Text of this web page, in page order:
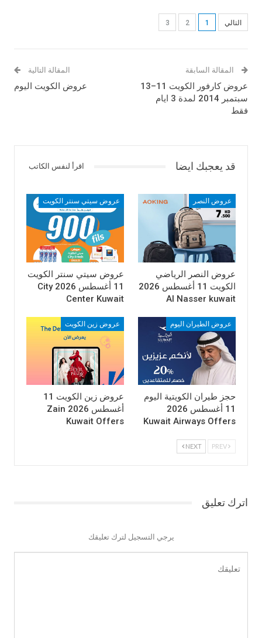
HD , باناسونيك تلفزيون ال اي دي عالي
Westinghouse , باناسونيك مكيف
سبليت 2 طن , باناسونيك غسالة
حوضين مع مضخة .
التالي 1
2
3
المقالة السابقة
عروض كارفور الكويت 11–13
سبتمبر 2014 لمدة 3 ايام
فقط
المقالة التالية
عروض الكويت اليوم
قد يعجبك ايضا اقرأ لنفس الكاتب
عروض النصر
عروض النصر الرياضي
الكويت 11 أغسطس 2026
Al Nasser kuwait
عروض سيتي سنتر الكويت
عروض سيتي سنتر الكويت
11 أغسطس 2026 City
Center Kuwait
عروض الطيران اليوم
حجز طيران الكويتية اليوم
11 أغسطس 2026
Kuwait Airways Offers
عروض زين الكويت
عروض زين الكويت 11
أغسطس 2026 Zain
Kuwait Offers
NEXT
اترك تعليق
يرجي التسجيل لترك تعليقك